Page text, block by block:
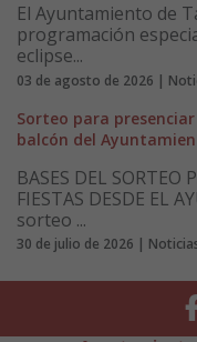
El Ayuntamiento de
programación
eclipse...
03 de agosto de 2026 |
Sorteo para
balcón del
BASES DEL SORTEO
FIESTAS DESDE EL
sorteo ...
30 de julio de 2026 |